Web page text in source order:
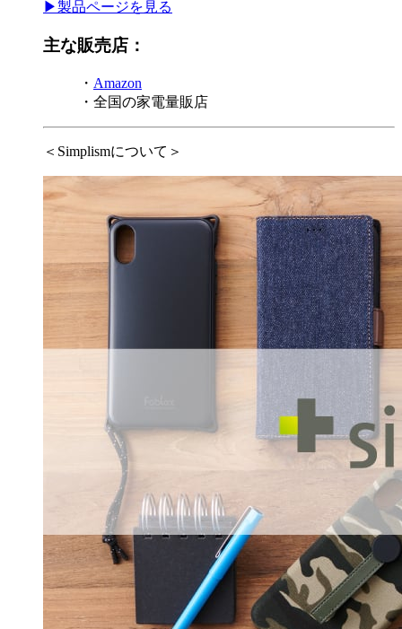
▶製品ページを見る
主な販売店：
・ Amazon
・全国の家電量販店
＜Simplismについて＞